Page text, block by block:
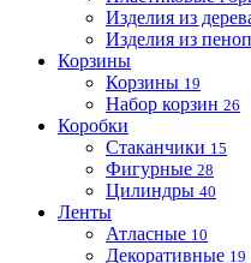
Изделия из
Изделия из
Корзины
Корзины 19
Набор корзин 26
Коробки
Стаканчики 15
Фигурные 28
Цилиндры 40
Ленты
Атласные 10
Декоративные 19